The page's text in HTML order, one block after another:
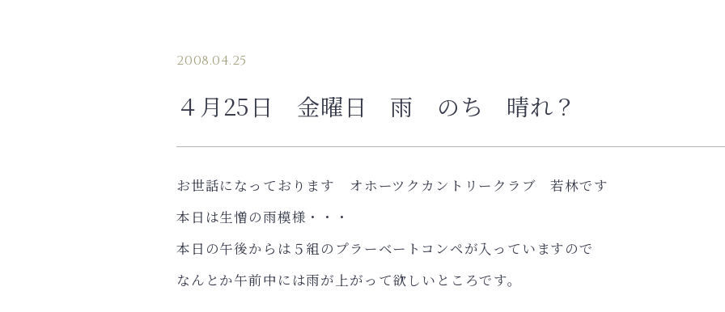
2008.04.25
４月25日 金曜日 雨 のち 晴れ？
お世話になっております オホーツクカントリークラブ 若林です
本日は生憎の雨模様・・・
本日の午後からは５組のプラーベートコンペが入っていますので
なんとか午前中には雨が上がって欲しいところです。